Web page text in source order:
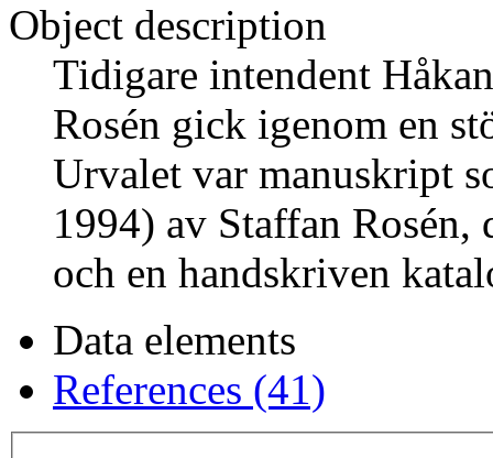
Object description
Tidigare intendent
Rosén gick igenom en
Urvalet var manuskript
1994) av Staffan
och en handskriven
Data elements
References (41)